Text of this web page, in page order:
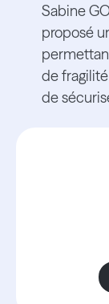
Sabine
proposé
de
de